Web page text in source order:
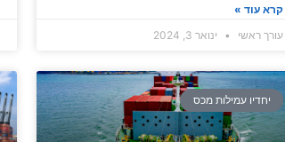
קרא עוד »
עורך ראשי
ינואר 3, 2024
יחדיו עמילות מכס